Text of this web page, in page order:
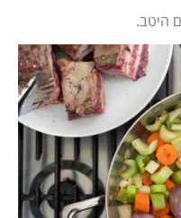
היטב.